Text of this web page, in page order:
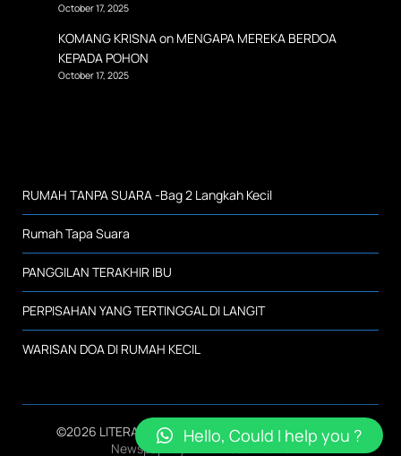
October 17, 2025
KOMANG KRISNAon MENGAPA MEREKA BERDOA
KEPADA POHON
October 17, 2025
RUMAH TANPA SUARA -Bag 2 Langkah Kecil
Rumah Tapa Suara
PANGGILAN TERAKHIR IBU
PERPISAHAN YANG TERTINGGAL DI LANGIT
WARISAN DOA DI RUMAH KECIL
©2026 LITERASI SMK NEGERI 2 KALIANDA| Design:
Newspaperly WordPress Theme
Hello, Could I help you ?